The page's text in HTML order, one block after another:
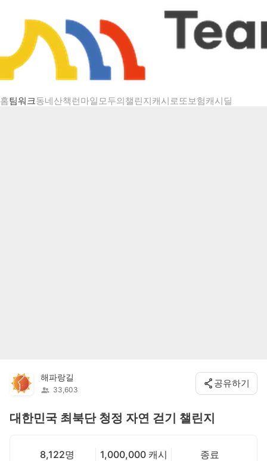
홈팀워크동네산책 런마일모두의챌린지캐시로또보험캐시딜
챌린지 상세
해파랑길
33,603
공유하기
대한민국 최북단 청정 자연 걷기 챌린지
8,122명 1,000,000 캐시 종료